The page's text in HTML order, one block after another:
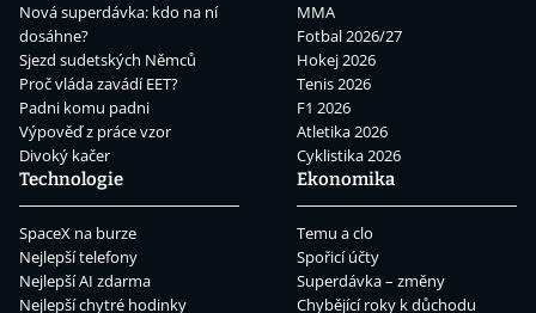
Nová superdávka: kdo na ní
dosáhne?
Sjezd sudetských Němců
Proč vláda zavádí EET?
Padni komu padni
Výpověď z práce vzor
Divoký kačer
MMA
Fotbal 2026/27
Hokej 2026
Tenis 2026
F1 2026
Atletika 2026
Cyklistika 2026
Technologie
SpaceX na burze
Nejlepší telefony
Nejlepší AI zdarma
Nejlepší chytré hodinky
Ekonomika
Temu a clo
Spořicí účty
Superdávka – změny
Chybějící roky k důchodu